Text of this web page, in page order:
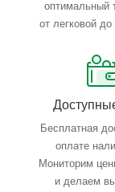
оптимальный
от легковой
Бесплатная
оплате
Мониторим
и делаем